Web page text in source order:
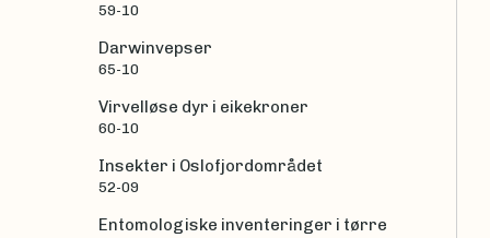
59-10
Darwinvepser
65-10
Virvelløse dyr i eikekroner
60-10
Insekter i Oslofjordområdet
52-09
Entomologiske inventeringer i tørre